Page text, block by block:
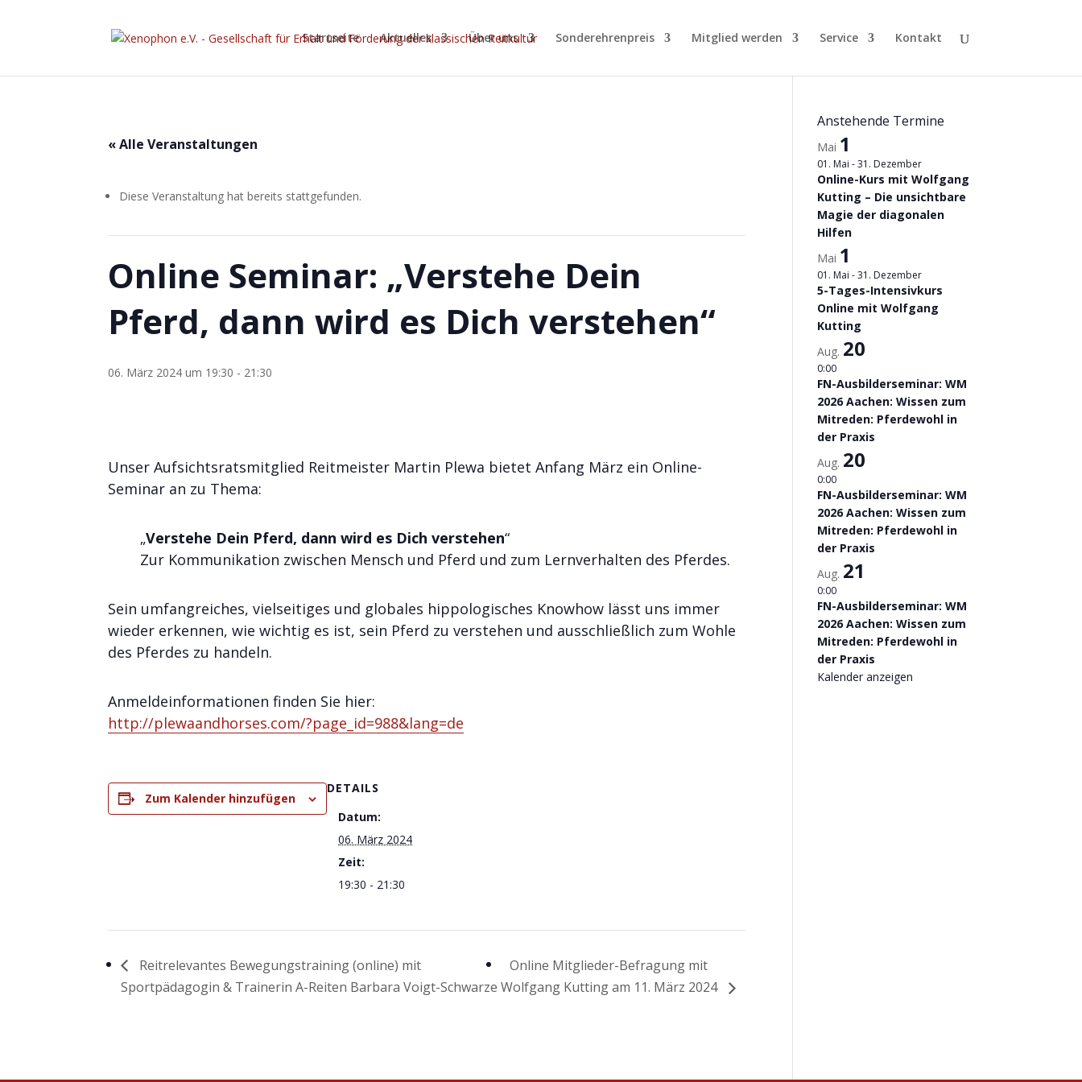
Startseite Aktuelles Über uns Sonderehrenpreis Mitglied werden Service Kontakt
« Alle Veranstaltungen
Diese Veranstaltung hat bereits stattgefunden.
Online Seminar: „Verstehe Dein
Pferd, dann wird es Dich verstehen“
06. März 2024 um 19:30 - 21:30
Unser Aufsichtsratsmitglied Reitmeister Martin Plewa bietet Anfang März ein Online-
Seminar an zu Thema:
„Verstehe Dein Pferd, dann wird es Dich verstehen“
Zur Kommunikation zwischen Mensch und Pferd und zum Lernverhalten des Pferdes.
Sein umfangreiches, vielseitiges und globales hippologisches Knowhow lässt uns immer
wieder erkennen, wie wichtig es ist, sein Pferd zu verstehen und ausschließlich zum Wohle
des Pferdes zu handeln.
Anmeldeinformationen finden Sie hier:
http://plewaandhorses.com/?page_id=988&lang=de
Zum Kalender hinzufügen
DETAILS
Datum:
06. März 2024
Zeit:
19:30 - 21:30
Reitrelevantes Bewegungstraining (online) mit
Sportpädagogin & Trainerin A-Reiten Barbara Voigt-Schwarze
Online Mitglieder-Befragung mit
Wolfgang Kutting am 11. März 2024
Anstehende Termine
Mai 1
01. Mai -31. Dezember
Online-Kurs mit Wolfgang
Kutting – Die unsichtbare
Magie der diagonalen
Hilfen
Mai 1
01. Mai -31. Dezember
5-Tages-Intensivkurs
Online mit Wolfgang
Kutting
Aug. 20
0:00
FN-Ausbilderseminar: WM
2026 Aachen: Wissen zum
Mitreden: Pferdewohl in
der Praxis
Aug. 20
0:00
FN-Ausbilderseminar: WM
2026 Aachen: Wissen zum
Mitreden: Pferdewohl in
der Praxis
Aug. 21
0:00
FN-Ausbilderseminar: WM
2026 Aachen: Wissen zum
Mitreden: Pferdewohl in
der Praxis
Kalender anzeigen